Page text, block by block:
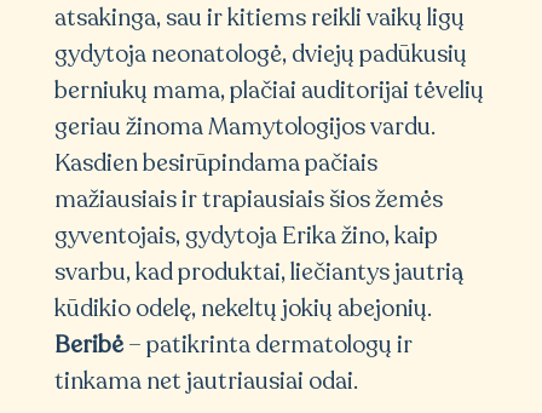
atsakinga, sau ir kitiems reikli vaikų ligų
gydytoja neonatologė, dviejų padūkusių
berniukų mama, plačiai auditorijai tėvelių
geriau žinoma Mamytologijos vardu.
Kasdien besirūpindama pačiais
mažiausiais ir trapiausiais šios žemės
gyventojais, gydytoja Erika žino, kaip
svarbu, kad produktai, liečiantys jautrią
kūdikio odelę, nekeltų jokių abejonių.
Beribė– patikrinta dermatologų ir
tinkama net jautriausiai odai.